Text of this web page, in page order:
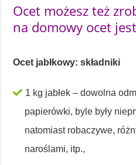
Ocet możesz też
na domowy ocet
Ocet jabłkowy: składniki
1 kg jabłek – dowolna
papierówki, byle były
natomiast robaczywe,
naroślami, itp.,